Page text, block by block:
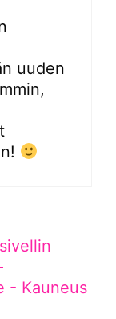
uuden
- Kauneus